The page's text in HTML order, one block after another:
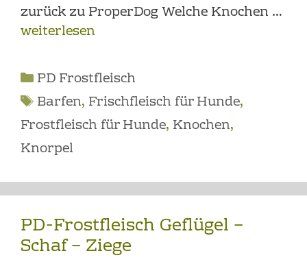
zurück zu ProperDog Welche Knochen …
weiterlesen
Kategorien
PD Frostfleisch
Schlagwörter
Barfen, Frischfleisch für Hunde,
Frostfleisch für Hunde, Knochen,
Knorpel
PD-Frostfleisch Geflügel –
Schaf – Ziege